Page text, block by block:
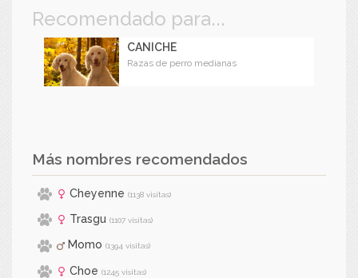
Recomendado para...
CANICHE
Razas de perro medianas
Más nombres recomendados
Cheyenne (1138 visitas)
Trasgu (1107 visitas)
Momo (1394 visitas)
Choe (1245 visitas)